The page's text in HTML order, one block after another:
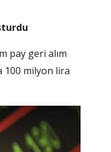
pay geri alım
100 milyon lira